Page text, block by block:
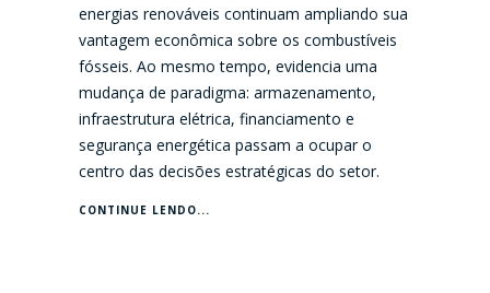
energias renováveis continuam ampliando sua
vantagem econômica sobre os combustíveis
fósseis. Ao mesmo tempo, evidencia uma
mudança de paradigma: armazenamento,
infraestrutura elétrica, financiamento e
segurança energética passam a ocupar o
centro das decisões estratégicas do setor.
CONTINUE LENDO...